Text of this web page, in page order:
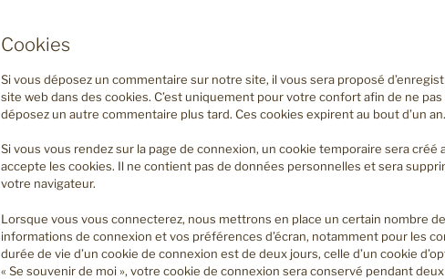
Cookies
Si vous déposez un commentaire sur notre site, il vous sera proposé
site web dans des cookies. C’est uniquement pour votre confort afin de ne
déposez un autre commentaire plus tard. Ces cookies expirent au bout d’un an.
Si vous vous rendez sur la page de connexion, un cookie temporaire sera
accepte les cookies. Il ne contient pas de données personnelles et sera
votre navigateur.
Lorsque vous vous connecterez, nous mettrons en place un certain nombre
informations de connexion et vos préférences d’écran, notamment pour les
durée de vie d’un cookie de connexion est de deux jours, celle d’un cookie
« Se souvenir de moi », votre cookie de connexion sera conservé pendant